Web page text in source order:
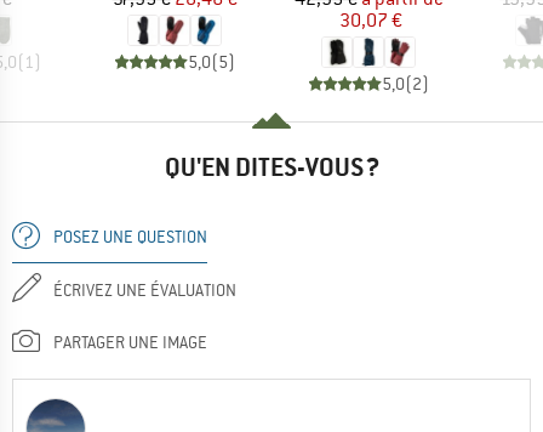
(1) 5,0(5)
30,07 €
5,0(2)
QU'EN DITES-VOUS ?
POSEZ UNE QUESTION
ÉCRIVEZ UNE ÉVALUATION
PARTAGER UNE IMAGE